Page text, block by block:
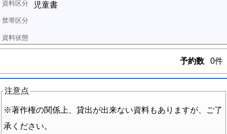
児童書
予約数 0件
注意点
※著作権の関係上、貸出が出来ない資料もありますが、ご了
承ください。